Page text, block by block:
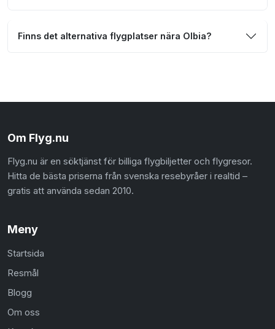
Finns det alternativa flygplatser nära Olbia?
Om Flyg.nu
Flyg.nu är en söktjänst för billiga flygbiljetter och flygresor.
Hitta de bästa priserna från svenska resebyråer i realtid –
gratis att använda sedan 2010.
Meny
Startsida
Resmål
Blogg
Om oss